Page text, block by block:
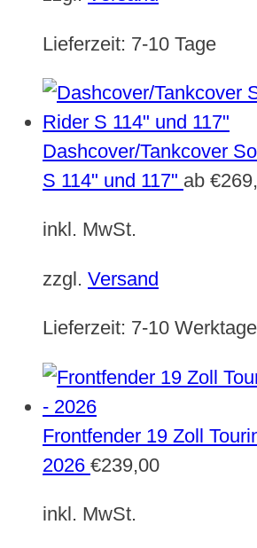
Lieferzeit: 7-10 Tage
Dashcover/Tankcover
S 114" und 117" ab €
inkl. MwSt.
zzgl. Versand
Lieferzeit: 7-10 Werktage
Frontfender 19 Zoll
2026 €239,00
inkl. MwSt.